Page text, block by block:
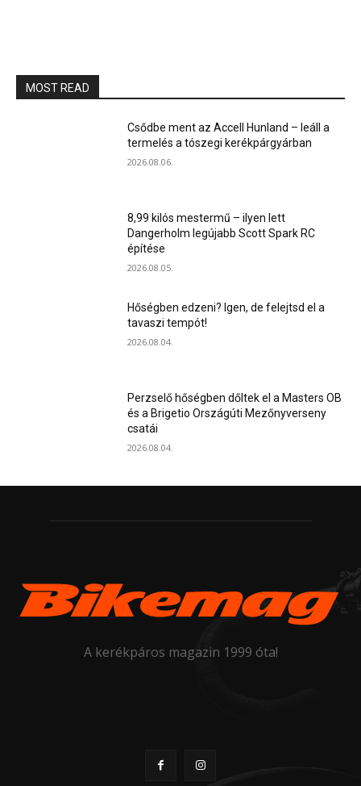
MOST READ
Csődbe ment az Accell Hunland – leáll a
termelés a tószegi kerékpárgyárban
2026.08.06.
8,99 kilós mestermű – ilyen lett
Dangerholm legújabb Scott Spark RC
építése
2026.08.05.
Hőségben edzeni? Igen, de felejtsd el a
tavaszi tempót!
2026.08.04.
Perzselő hőségben dőltek el a Masters OB
és a Brigetio Országúti Mezőnyverseny
csatái
2026.08.04.
A kerékpáros magazin 1999 óta!